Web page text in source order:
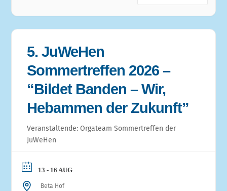
5. JuWeHen
Sommertreffen 2026 –
“Bildet Banden – Wir,
Hebammen der Zukunft”
Veranstaltende: Orgateam Sommertreffen der
JuWeHen
13 - 16 AUG
Beta Hof